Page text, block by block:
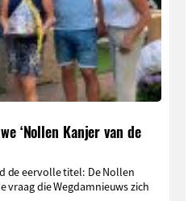
‘Nollen Kanjer van de
de eervolle titel: De Nollen
vraag die Wegdamnieuws zich